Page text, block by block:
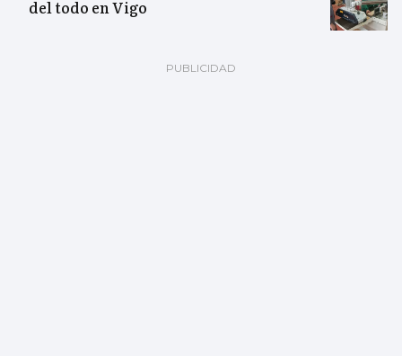
del todo en Vigo